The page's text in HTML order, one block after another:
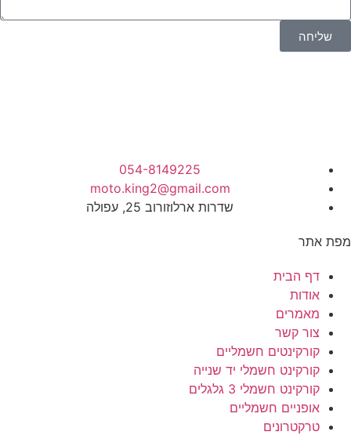
שליחה
054-8149225
moto.king2@gmail.com
שדרות ארלוזורוב 25, עפולה
מפת אתר
דף הבית
אודות
מאמרים
צור קשר
קורקינטים חשמליים
קורקינט חשמלי יד שנייה
קורקינט חשמלי 3 גלגלים
אופניים חשמליים
טרקטרונים